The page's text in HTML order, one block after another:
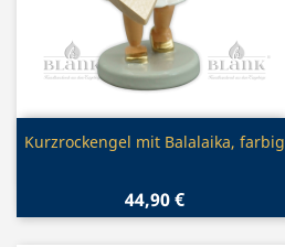
Vorschau
Kurzrockengel mit Balalaika, farbig
44,90 €